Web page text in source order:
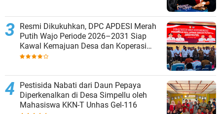
Resmi Dikukuhkan, DPC APDESI Merah
Putih Wajo Periode 2026–2031 Siap
Kawal Kemajuan Desa dan Koperasi
Merah Putih
Pestisida Nabati dari Daun Pepaya
Diperkenalkan di Desa Simpellu oleh
Mahasiswa KKN-T Unhas Gel-116